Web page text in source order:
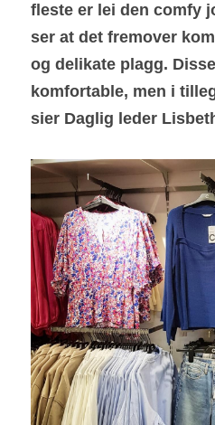
fleste er lei den comfy
ser at det fremover
og delikate plagg.
komfortable, men i
sier Daglig leder